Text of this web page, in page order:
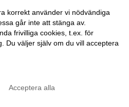
2019-05-16 09:08
2019-05-09 08:09
korrekt använder vi nödvändiga
går inte att stänga av.
frivilliga cookies, t.ex. för
Du väljer själv om du vill acceptera
Acceptera alla